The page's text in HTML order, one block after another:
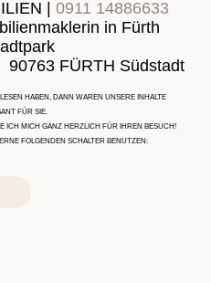
| 0911 14886633
in Fürth
FÜRTH Südstadt
HABEN, DANN WAREN UNSERE INHALTE
FÜR SIE.
ICH MICH GANZ HERZLICH FÜR IHREN BESUCH!
FOLGENDEN SCHALTER BENUTZEN: